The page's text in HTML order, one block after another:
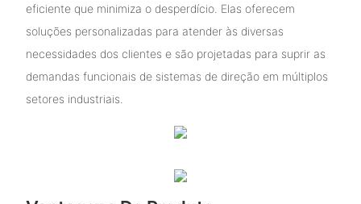
eficiente que minimiza o desperdício. Elas oferecem
soluções personalizadas para atender às diversas
necessidades dos clientes e são projetadas para suprir as
demandas funcionais de sistemas de direção em múltiplos
setores industriais.